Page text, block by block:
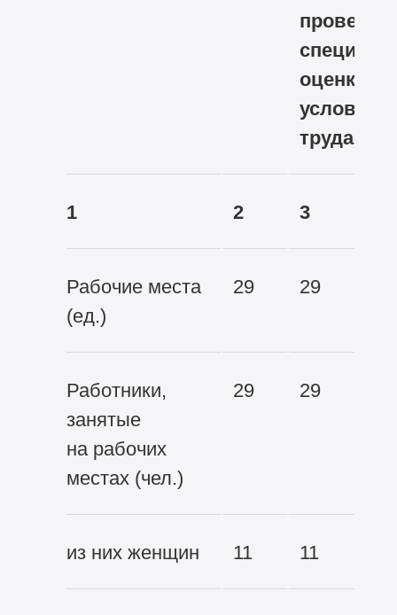
оценка
условий
труда
1 2 3
Рабочие места
(ед.)
29 29
Работники,
занятые
на рабочих
местах (чел.)
29 29
из них женщин 11 11